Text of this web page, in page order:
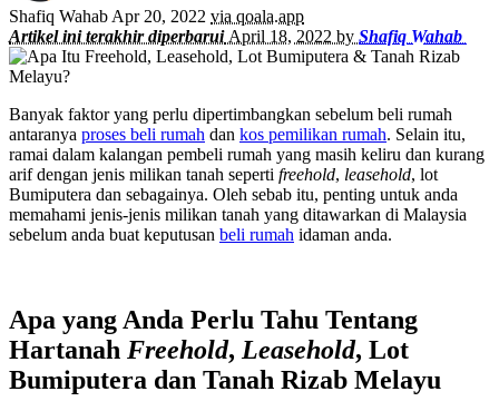
Shafiq Wahab Apr 20, 2022 via qoala.app
Artikel ini terakhir diperbaruiApril 18, 2022 by Shafiq Wahab
Banyak faktor yang perlu dipertimbangkan sebelum beli rumah
antaranya proses beli rumah dan kos pemilikan rumah. Selain itu,
ramai dalam kalangan pembeli rumah yang masih keliru dan kurang
arif dengan jenis milikan tanah seperti freehold, leasehold, lot
Bumiputera dan sebagainya. Oleh sebab itu, penting untuk anda
memahami jenis-jenis milikan tanah yang ditawarkan di Malaysia
sebelum anda buat keputusan beli rumah idaman anda.
Apa yang Anda Perlu Tahu Tentang
Hartanah Freehold, Leasehold, Lot
Bumiputera dan Tanah Rizab Melayu